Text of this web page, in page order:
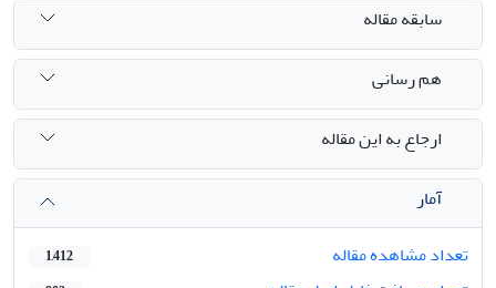
سابقه مقاله
هم رسانی
ارجاع به این مقاله
آمار
تعداد مشاهده مقاله
1,412